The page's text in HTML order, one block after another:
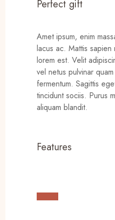
Perfect gift
Amet ipsum, enim
lacus ac. Mattis
lorem est. Velit
vel netus pulvinar
fermentum. Sagittis
tincidunt sociis. Purus
aliquam blandit.
Features